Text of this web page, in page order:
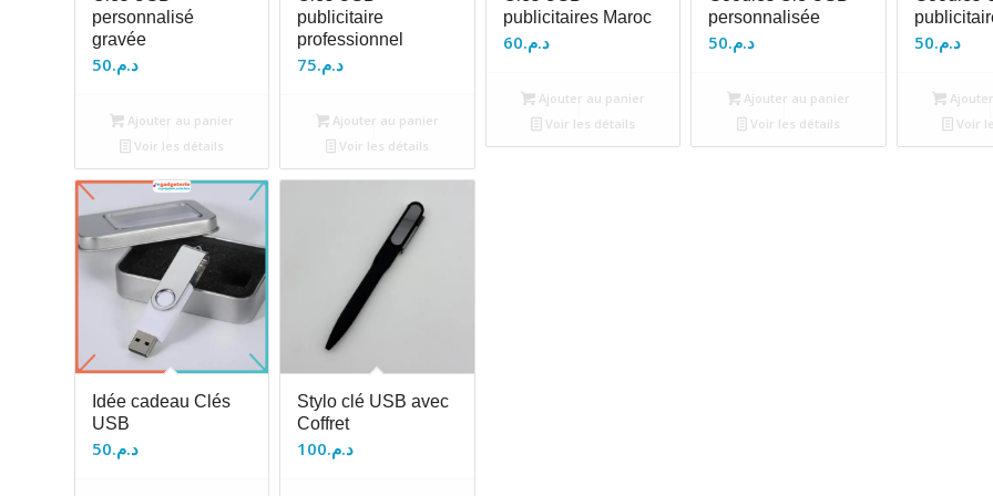
personnalisé
gravée
د.م.50
Ajouter au panier
Voir les détails
publicitaire
professionnel
د.م.75
Ajouter au panier
Voir les détails
publicitaires Maroc
د.م.60
Ajouter au panier
Voir les détails
personnalisée
د.م.50
Ajouter au panier
Voir les détails
د.م.50
Voir
Idée cadeau Clés
USB
د.م.50
Stylo clé USB avec
Coffret
د.م.100